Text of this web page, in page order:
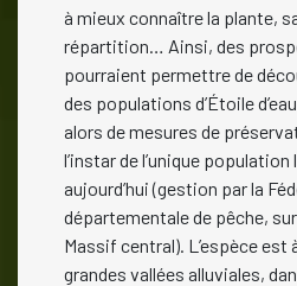
à mieux connaître la plante,
répartition… Ainsi, des
pourraient permettre de
des populations d’Étoile
alors de mesures de
l’instar de l’unique
aujourd’hui (gestion par la
départementale de pêche,
Massif central). L’espèce est
grandes vallées alluviales,